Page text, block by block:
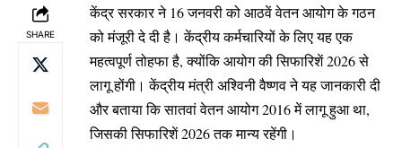
SHARE
केंद्र सरकार ने 16 जनवरी को आठवें वेतन आयोग के गठन
को मंजूरी दे दी है। केंद्रीय कर्मचारियों के लिए यह एक
महत्वपूर्ण तोहफा है, क्योंकि आयोग की सिफारिशें 2026 से
लागू होंगी। केंद्रीय मंत्री अश्विनी वैष्णव ने यह जानकारी दी
और बताया कि सातवां वेतन आयोग 2016 में लागू हुआ था,
जिसकी सिफारिशें 2026 तक मान्य रहेंगी।